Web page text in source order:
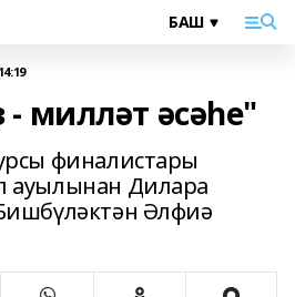
милләт әсәһе"
финалистары
ауылынан Дилара
Әлфиә